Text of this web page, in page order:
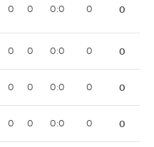
0 0 0:0 0 0
0 0 0:0 0 0
0 0 0:0 0 0
0 0 0:0 0 0